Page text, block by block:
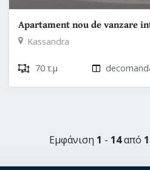
Apartament nou de vanzare
Rezidențial de Lux în Grecia
Kassandra
70 τ.μ
Εμφάνιση 1 - 14από